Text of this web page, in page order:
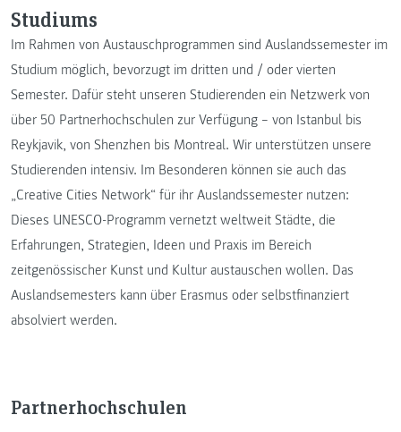
Studiums
Im Rahmen von Austauschprogrammen sind Auslandssemester im
Studium möglich, bevorzugt im dritten und / oder vierten
Semester. Dafür steht unseren Studierenden ein Netzwerk von
über 50 Partnerhochschulen zur Verfügung – von Istanbul bis
Reykjavik, von Shenzhen bis Montreal. Wir unterstützen unsere
Studierenden intensiv. Im Besonderen können sie auch das
„Creative Cities Network“ für ihr Auslandssemester nutzen:
Dieses UNESCO-Programm vernetzt weltweit Städte, die
Erfahrungen, Strategien, Ideen und Praxis im Bereich
zeitgenössischer Kunst und Kultur austauschen wollen. Das
Auslandsemesters kann über Erasmus oder selbstfinanziert
absolviert werden.
Partnerhochschulen